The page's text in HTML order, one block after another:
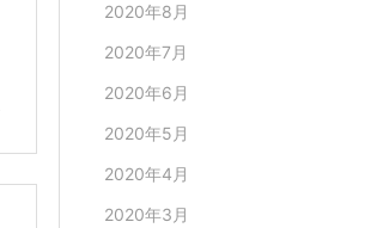
2020年8月
2020年7月
2020年6月
2020年5月
2020年4月
2020年3月